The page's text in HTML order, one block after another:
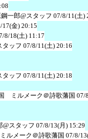
一郎@スタッフ 07/8/11(土)
17(金) 20:15
8/18(土) 11:17
タッフ 07/8/11(土) 20:16
タッフ 07/8/11(土) 20:18
ミルメーク＠詩歌藩国 07/
@スタッフ 07/8/13(月) 15:29
ルメーク＠詩歌藩国 07/8/